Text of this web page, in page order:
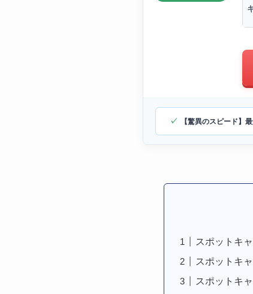
【驚異のスピード】
スポットキ
スポットキ
スポットキ